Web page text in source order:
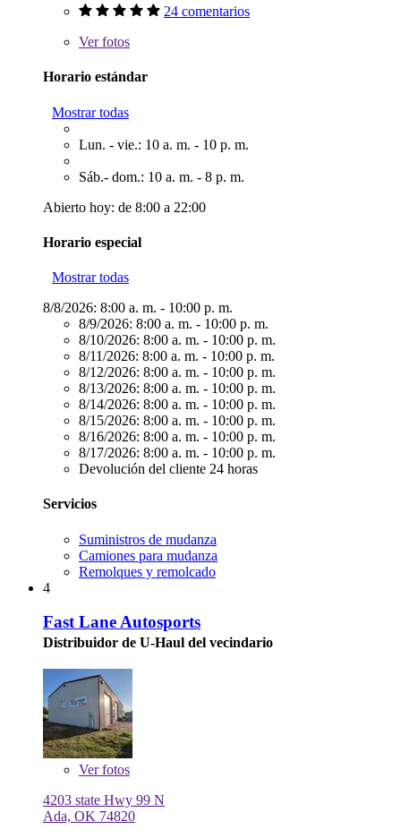
24 comentarios
Verfotos
Horario estándar
Mostrar todas
Lun. - vie.: 10 a. m. - 10 p. m.
Sáb.- dom.: 10 a. m. - 8 p. m.
Abierto hoy: de 8:00 a 22:00
Horario especial
Mostrar todas
8/8/2026: 8:00 a. m. - 10:00 p. m.
8/9/2026: 8:00 a. m. - 10:00 p. m.
8/10/2026: 8:00 a. m. - 10:00 p. m.
8/11/2026: 8:00 a. m. - 10:00 p. m.
8/12/2026: 8:00 a. m. - 10:00 p. m.
8/13/2026: 8:00 a. m. - 10:00 p. m.
8/14/2026: 8:00 a. m. - 10:00 p. m.
8/15/2026: 8:00 a. m. - 10:00 p. m.
8/16/2026: 8:00 a. m. - 10:00 p. m.
8/17/2026: 8:00 a. m. - 10:00 p. m.
Devolución del cliente 24 horas
Servicios
Suministros de mudanza
Camiones para mudanza
Remolques y remolcado
4
Fast Lane Autosports
Distribuidor de U-Haul del vecindario
Verfotos
4203 state Hwy 99 N
Ada, OK 74820